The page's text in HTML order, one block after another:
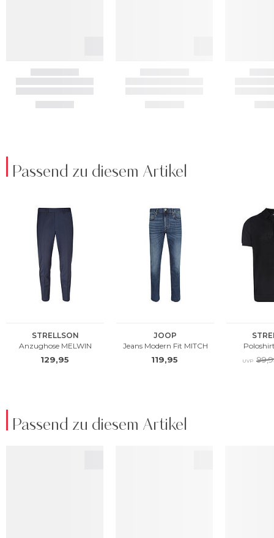
Passend zu diesem Artikel
Passend zu diesem Artikel